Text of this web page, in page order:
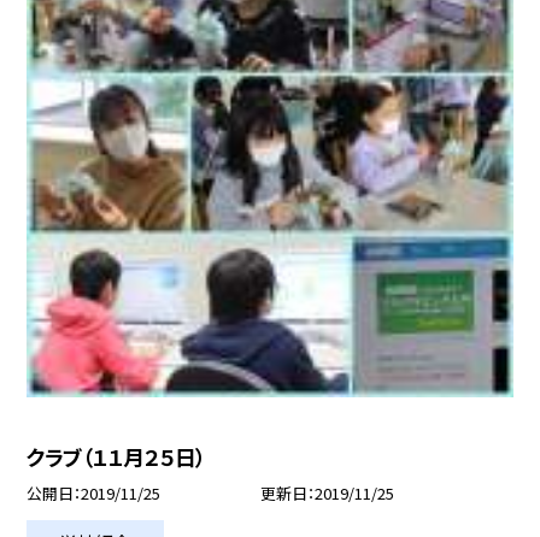
クラブ（１１月２５日）
公開日 2019/11/25 更新日 2019/11/25